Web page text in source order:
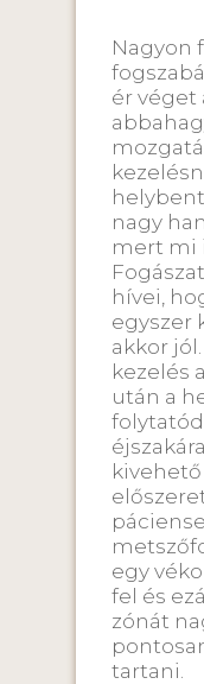
Nagyon
ér véget
nagy
mert mi
hívei,
egyszer
akkor
kezelés
után a
egy
fel és
zónát
tartani.